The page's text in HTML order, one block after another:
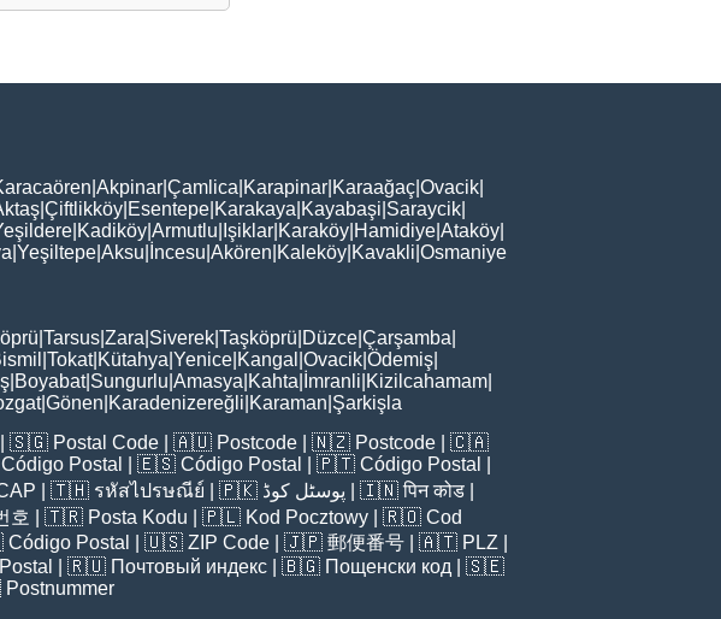
Akpinar Çamlica Karapinar Karaağaç Ovacik
Çiftlikköy Esentepe Karakaya Kayabaşi Saraycik
Kadiköy Armutlu Işiklar Karaköy Hamidiye Ataköy
Yeşiltepe Aksu İncesu Akören Kaleköy Kavakli Osmaniye
Tarsus Zara Siverek Taşköprü Düzce Çarşamba
Tokat| Kütahya Yenice Kangal Ovacik Ödemiş
Boyabat| Sungurlu Amasya Kahta İmranli Kizilcahamam
|Gönen Karadenizereğli Karaman Şarkişla
| 🇸🇬 Postal Code | 🇦🇺 Postcode | 🇳🇿 Postcode | 🇨🇦
Código Postal | 🇪🇸 Código Postal | 🇵🇹 Código Postal
| 🇹🇭 รหัสไปรษณีย์ | 🇵🇰 پوسٹل کوڈ | 🇮🇳पिन कोड
호 | 🇹🇷 Posta Kodu | 🇵🇱 Kod Pocztowy | 🇷🇴 Cod
Código Postal | 🇺🇸 ZIP Code | 🇯🇵 郵便番号 | 🇦🇹 PLZ
| 🇷🇺 Почтовый индекс | 🇧🇬 Пощенски код | 🇸🇪
Postnummer